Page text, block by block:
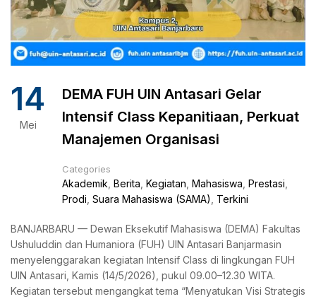
14
Mei
DEMA FUH UIN Antasari Gelar
Intensif Class Kepanitiaan, Perkuat
Manajemen Organisasi
Categories
Akademik Berita Kegiatan Mahasiswa Prestasi
Prodi Suara Mahasiswa (SAMA) Terkini
BANJARBARU — Dewan Eksekutif Mahasiswa (DEMA) Fakultas
Ushuluddin dan Humaniora (FUH) UIN Antasari Banjarmasin
menyelenggarakan kegiatan Intensif Class di lingkungan FUH
UIN Antasari, Kamis (14/5/2026), pukul 09.00–12.30 WITA.
Kegiatan tersebut mengangkat tema “Menyatukan Visi Strategis